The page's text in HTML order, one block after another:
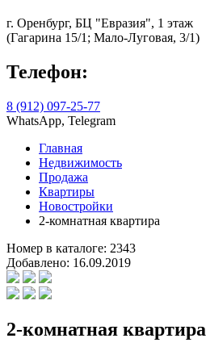
г. Оренбург, БЦ "Евразия", 1 этаж
(Гагарина 15/1; Мало-Луговая, 3/1)
Телефон:
8 (912) 097-25-77
WhatsApp, Telegram
Главная
Недвижимость
Продажа
Квартиры
Новостройки
2-комнатная квартира
Номер в каталоге: 2343
Добавлено: 16.09.2019
2-комнатная квартира